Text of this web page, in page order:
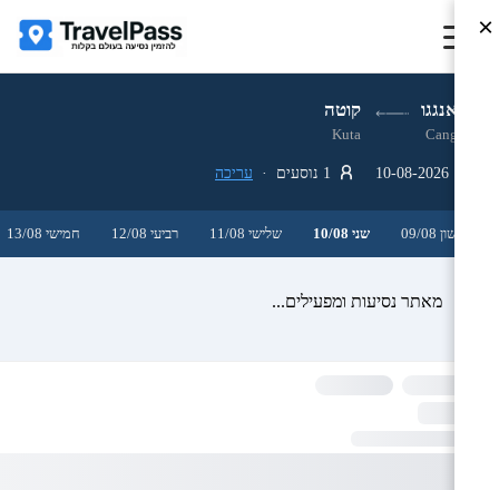
צ'אנגגו קוטה
Canggu
Kuta
עריכה
ראשון 09/08 שני 10/08 שלישי 11/08 רביעי 12/08 חמישי 13/08
מאתר נסיעות ומפעילים...
×